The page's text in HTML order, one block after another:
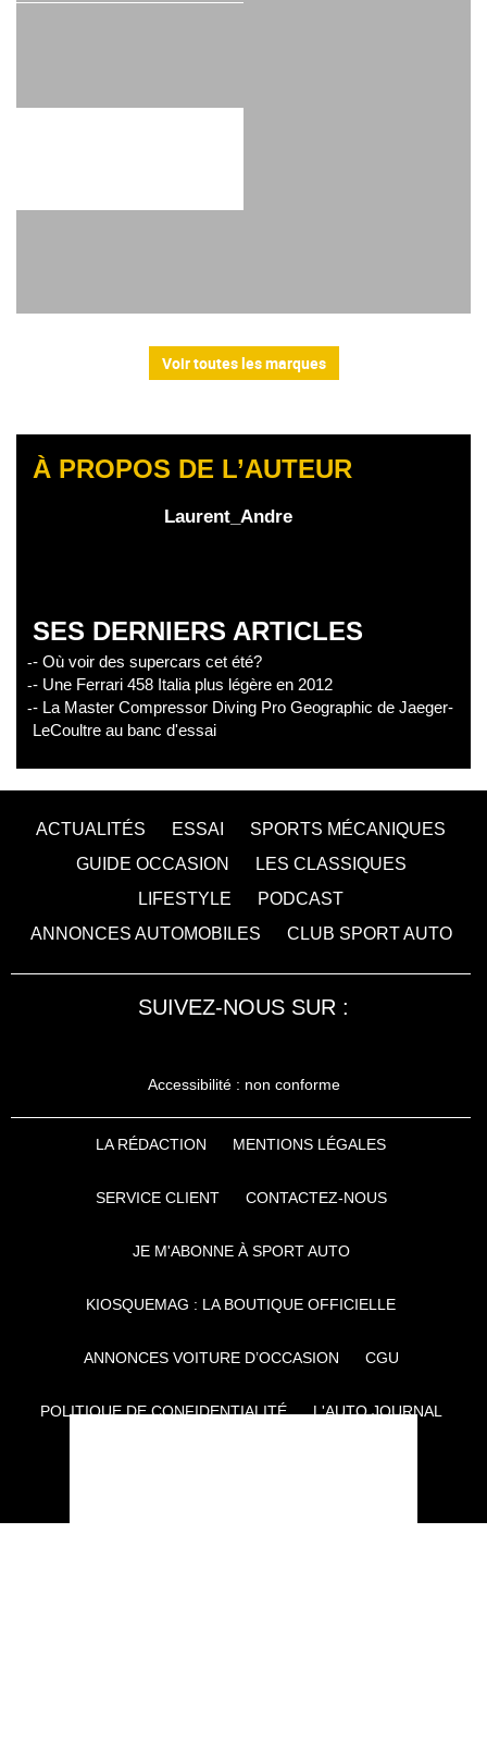
Voir toutes les marques
À PROPOS DE L’AUTEUR
Laurent_Andre
SES DERNIERS ARTICLES
- Où voir des supercars cet été?
- Une Ferrari 458 Italia plus légère en 2012
- La Master Compressor Diving Pro Geographic de Jaeger-
LeCoultre au banc d'essai
ACTUALITÉS ESSAI
SPORTS MÉCANIQUES
GUIDE OCCASION
LES CLASSIQUES
LIFESTYLE
PODCAST
ANNONCES AUTOMOBILES
CLUB SPORT AUTO
SUIVEZ-NOUS SUR :
Accessibilité : non conforme
LA RÉDACTION MENTIONS LÉGALES
SERVICE CLIENT CONTACTEZ-NOUS
JE M'ABONNE À SPORT AUTO
KIOSQUEMAG : LA BOUTIQUE OFFICIELLE
ANNONCES VOITURE D’OCCASION CGU
POLITIQUE DE CONFIDENTIALITÉ L'AUTO JOURNAL